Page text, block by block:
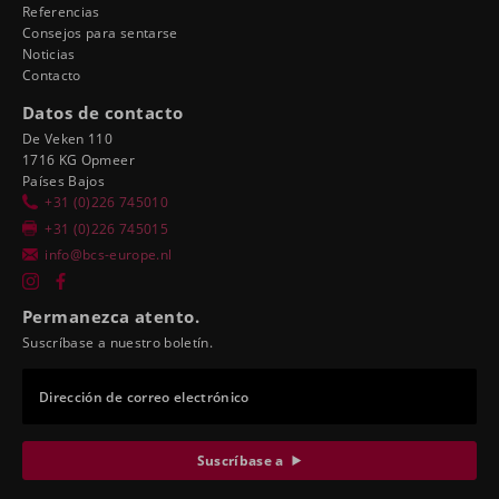
Referencias
Consejos para sentarse
Noticias
Contacto
Datos de contacto
De Veken 110
1716 KG Opmeer
Países Bajos
+31 (0)226 745010
+31 (0)226 745015
info@bcs-europe.nl
Permanezca atento.
Suscríbase a nuestro boletín.
Dirección de correo electrónico
Suscríbase a